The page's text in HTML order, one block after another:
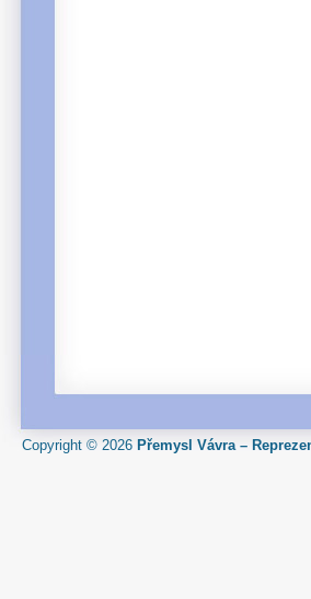
Copyright © 2026 Přemysl Vávra –